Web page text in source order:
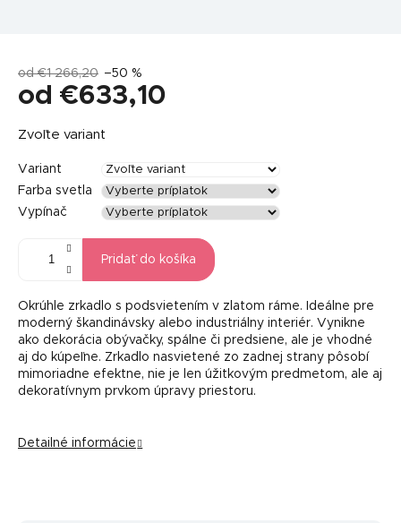
od €1 266,20 –50 %
od €633,10
cena:
Zvoľte variant
Variant
Farba svetla
Vypínač
Pridať do košíka
Okrúhle zrkadlo s podsvietením v zlatom ráme. Ideálne pre
moderný škandinávsky alebo industriálny interiér. Vynikne
ako dekorácia obývačky, spálne či predsiene, ale je vhodné
aj do kúpeľne. Zrkadlo nasvietené zo zadnej strany pôsobí
mimoriadne efektne, nie je len úžitkovým predmetom, ale aj
dekoratívnym prvkom úpravy priestoru.
Detailné informácie